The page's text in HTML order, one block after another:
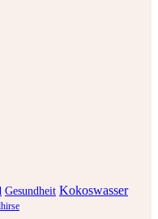
Gesundheit Kokoswasser